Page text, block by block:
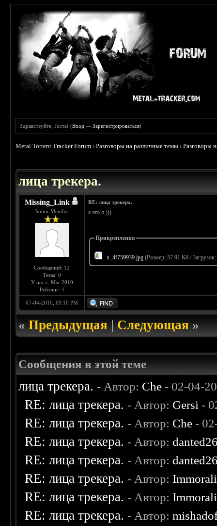
Здравствуйте, Гость! (Вход —Зарегистрироваться)
Metal Torrent Tracker Forum ›Разговоры на различные темы ›Разговоры
лица трекера.
Missing_Link
Junior Member
Сообщений: 12
Темы: 0
У нас с: Mar 2010
Рейтинг: 0
RE: лица трекера.
а это я )))
Прикрепления
x_4f759939.jpg (Размер: 57.91 Кб /
07-04-2010, 09:10 PM
«Предыдущая|Следующая»
Сообщения в этой теме
лица трекера. - Автор: Che - 02-04-
RE: лица трекера. - Автор: Gersi -
RE: лица трекера. - Автор: Che -
RE: лица трекера. - Автор:
RE: лица трекера. - Автор:
RE: лица трекера. - Автор:
RE: лица трекера. - Автор:
RE: лица трекера. - Автор: